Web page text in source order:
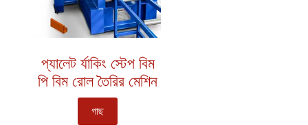
প্যালেট র্যাকিং স্টেপ বিম
পি বিম রোল তৈরির মেশিন
গাছ